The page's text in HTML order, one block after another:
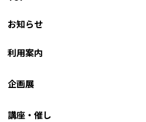
お知らせ
利用案内
企画展
講座・催し